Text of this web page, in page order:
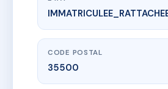
www.vme.plus/
19<, 21, 23 et 25 rue Honoré
19 r honore de balzac
CODE POSTAL
35500